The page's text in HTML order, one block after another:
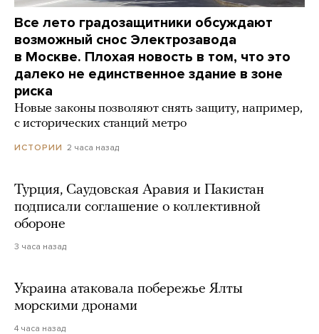
Все лето градозащитники обсуждают
возможный снос Электрозавода
в Москве. Плохая новость в том, что это
далеко не единственное здание в зоне
риска
Новые законы позволяют снять защиту, например,
с исторических станций метро
ИСТОРИИ 2 часа назад
Турция, Саудовская Аравия и Пакистан
подписали соглашение о коллективной
обороне
3 часа назад
Украина атаковала побережье Ялты
морскими дронами
4 часа назад